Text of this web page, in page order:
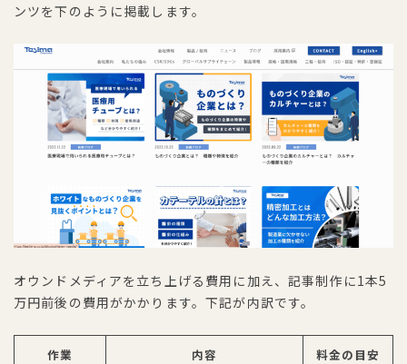
ンツを下のように掲載します。
オウンドメディアを立ち上げる費用に加え、記事制作に1本5
万円前後の費用がかかります。下記が内訳です。
作業 内容 料金の目安